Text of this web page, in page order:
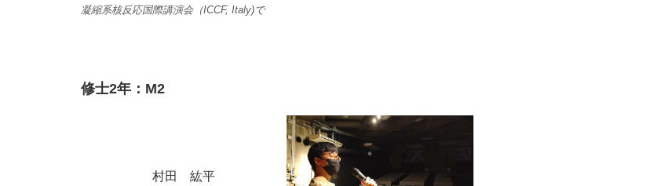
凝縮系核反応国際講演会（ICCF, Italy)で
修士2年： M2
村田 紘平